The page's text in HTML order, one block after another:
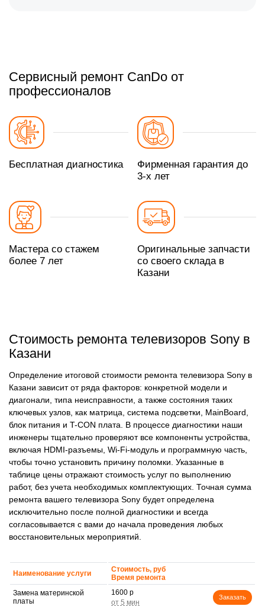
Сервисный ремонт CanDo от
профессионалов
Бесплатная диагностика
Фирменная гарантия до
3-х лет
Мастера со стажем
более 7 лет
Оригинальные запчасти
со своего склада в
Казани
Стоимость ремонта телевизоров Sony в
Казани
Определение итоговой стоимости ремонта телевизора Sony в
Казани зависит от ряда факторов: конкретной модели и
диагонали, типа неисправности, а также состояния таких
ключевых узлов, как матрица, система подсветки, MainBoard,
блок питания и T-CON плата. В процессе диагностики наши
инженеры тщательно проверяют все компоненты устройства,
включая HDMI-разъемы, Wi-Fi-модуль и программную часть,
чтобы точно установить причину поломки. Указанные в
таблице цены отражают стоимость услуг по выполнению
работ, без учета необходимых комплектующих. Точная сумма
ремонта вашего телевизора Sony будет определена
исключительно после полной диагностики и всегда
согласовывается с вами до начала проведения любых
восстановительных мероприятий.
Наименование услуги
Стоимость, руб
Время ремонта
Замена материнской
платы
1600 р
Заказать